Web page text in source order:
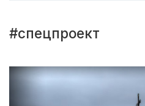
#спецпроект